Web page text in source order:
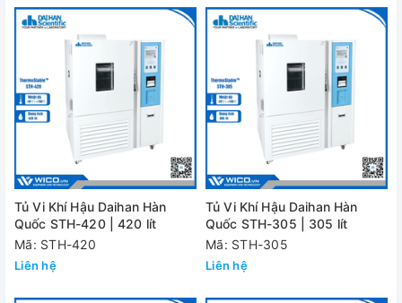
Tủ Vi Khí Hậu Daihan Hàn
Quốc STH-420 | 420 lít
Mã: STH-420
Liên hệ
Tủ Vi Khí Hậu Daihan Hàn
Quốc STH-305 | 305 lít
Mã: STH-305
Liên hệ